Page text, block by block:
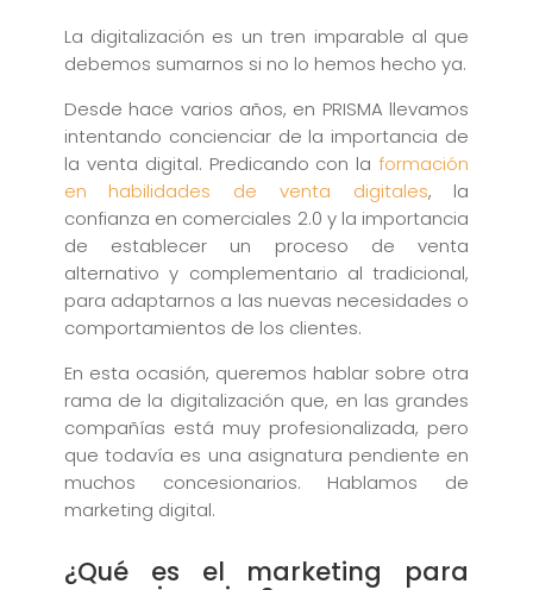
La digitalización es un tren imparable al que
debemos sumarnos si no lo hemos hecho ya.
Desde hace varios años, en PRISMA llevamos
intentando concienciar de la importancia de
la venta digital. Predicando con laformación
en habilidades de venta digitales, la
confianza en comerciales 2.0 y la importancia
de establecer un proceso de venta
alternativo y complementario al tradicional,
para adaptarnos a las nuevas necesidades o
comportamientos de los clientes.
En esta ocasión, queremos hablar sobre otra
rama de la digitalización que, en las grandes
compañías está muy profesionalizada, pero
que todavía es una asignatura pendiente en
muchos concesionarios. Hablamos de
marketing digital.
¿Qué es el marketing para